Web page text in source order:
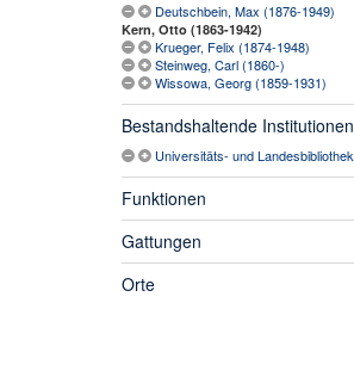
Deutschbein, Max (1876-1949)
Kern, Otto (1863-1942)
Krueger, Felix (1874-1948)
Steinweg, Carl (1860-)
Wissowa, Georg (1859-1931)
Bestandshaltende Institutionen
Funktionen
Gattungen
Orte